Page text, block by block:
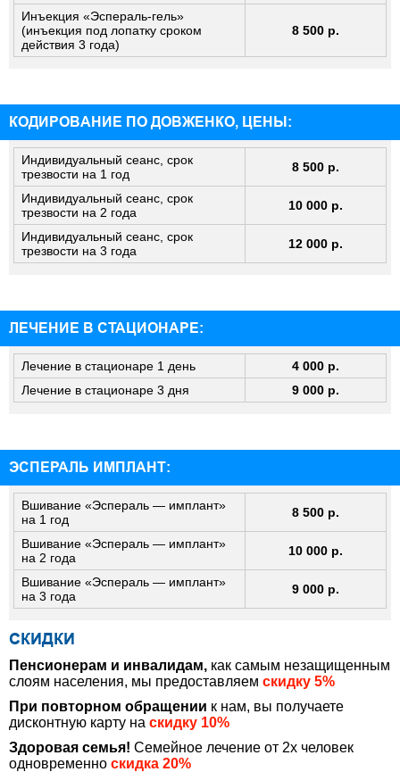
Инъекция «Эспераль-гель»
(инъекция под лопатку сроком
действия 3 года)
8 500 р.
КОДИРОВАНИЕ ПО ДОВЖЕНКО, ЦЕНЫ:
Индивидуальный сеанс, срок
трезвости на 1 год
8 500 р.
Индивидуальный сеанс, срок
трезвости на 2 года
10 000 р.
Индивидуальный сеанс, срок
трезвости на 3 года
12 000 р.
ЛЕЧЕНИЕ В СТАЦИОНАРЕ:
Лечение в стационаре 1 день
4 000 р.
Лечение в стационаре 3 дня
9 000 р.
ЭСПЕРАЛЬ ИМПЛАНТ:
Вшивание «Эспераль — имплант»
на 1 год
8 500 р.
Вшивание «Эспераль — имплант»
на 2 года
10 000 р.
Вшивание «Эспераль — имплант»
на 3 года
9 000 р.
СКИДКИ
Пенсионерам и инвалидам, как самым незащищенным
слоям населения, мы предоставляем скидку 5%
При повторном обращении к нам, вы получаете
дисконтную карту на скидку 10%
Здоровая семья! Семейное лечение от 2х человек
одновременно скидка 20%